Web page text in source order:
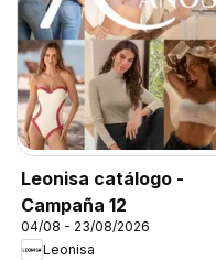
Leonisa catálogo -
Campaña 12
04/08 - 23/08/2026
Leonisa